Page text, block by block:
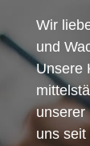
Wir
und
Unsere
unserer
uns